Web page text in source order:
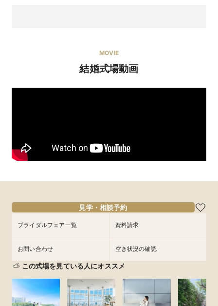
【挙式が99,000円～】東京駅徒歩5分！《低価格×シ
ンプル》アットホームな少人数ウエディングを叶えよ
【選ばれる4つのポイント】
い「対面式」など、テイストが異なる2つのチャペルに一目惚れ
3．挙式・衣裳・ヘアメイクなど挙式に必要なアイテムが含まれ
4．美容や装花等を自社で行っており、最短1か月・最小限のお
打合せで 効率よく質の高いウエディングが叶います。
MOVIE
結婚式場動画
見学・相談予約
ブライダルフェア一覧 資料請求
お問い合わせ 空き状況の確認
この式場を見ている人にオススメ